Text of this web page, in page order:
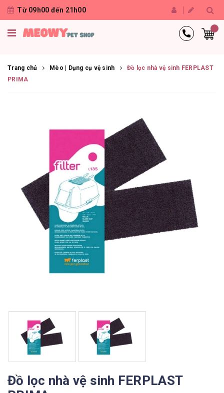
Từ 09h00 đến 21h00
Trang chủ Mèo | Dụng cụ vệ sinh
Đồ lọc nhà vệ sinh FERPLAST
PRIMA
Đồ lọc nhà vệ sinh FERPLAST